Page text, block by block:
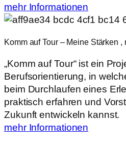
mehr Informationen
Komm auf Tour – Meine Stärken
„Komm auf Tour“ ist ein
Berufsorientierung, in
beim Durchlaufen eines
praktisch erfahren und
Zukunft entwickeln kannst.
mehr Informationen